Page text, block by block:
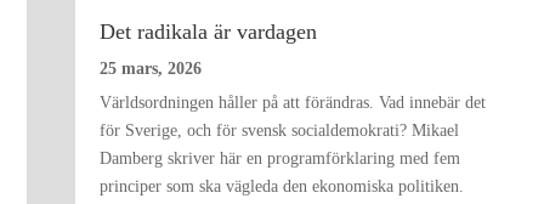
Det radikala är vardagen
25 mars, 2026
Världsordningen håller på att förändras. Vad innebär det
för Sverige, och för svensk socialdemokrati? Mikael
Damberg skriver här en programförklaring med fem
principer som ska vägleda den ekonomiska politiken.